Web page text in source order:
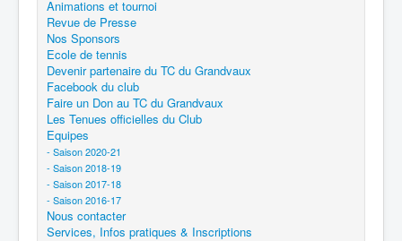
Animations et tournoi
Revue de Presse
Nos Sponsors
Ecole de tennis
Devenir partenaire du TC du Grandvaux
Facebook du club
Faire un Don au TC du Grandvaux
Les Tenues officielles du Club
Equipes
- Saison 2020-21
- Saison 2018-19
- Saison 2017-18
- Saison 2016-17
Nous contacter
Services, Infos pratiques & Inscriptions